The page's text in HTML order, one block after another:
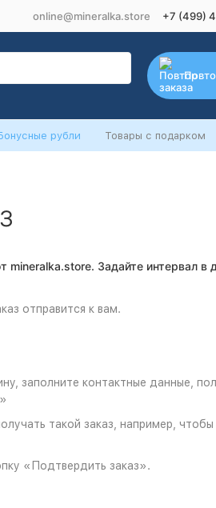
online@mineralka.store +7 (499)
рубли Товары с подарком
Задайте интервал в
отправится к вам.
заполните контактные данные,
такой заказ, например, чтобы
«Подтвердить заказ».